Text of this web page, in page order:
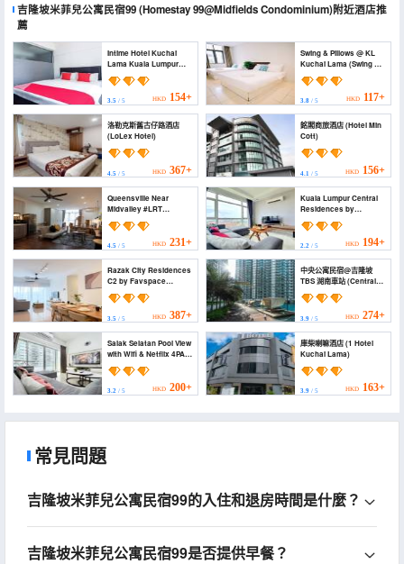
吉隆坡米菲兒公寓民宿99(Homestay 99@Midfields Condominium)附近酒店推
薦
Intime Hotel Kuchai
Lama Kuala Lumpur
(Intime Hotel Kuchai
Lama Kuala Lumpur)
3.5 / 5 HKD 154+
Swing & Pillows @ KL
Kuchai Lama (Swing &
Pillows @ KL Kuchai
Lama)
3.8/ 5 HKD 117+
洛勒克斯舊古仔路酒店
(LoLex Hotel)
4.5 / 5 HKD 367+
銘閣商旅酒店 (Hotel Min
Cott)
4.1/ 5 HKD 156+
Queensville Near
Midvalley #LRT
#Carpark #Netflix
(Queensville Near
Midvalley #LRT
#Carpark #Netflix)
4.5 / 5 HKD 231+
Kuala Lumpur Central
Residences by
BeeStay (Kuala Lumpur
Central Residences by
BeeStay)
2.2/ 5 HKD 194+
Razak City Residences
C2 by Favspace
(Razak City
Residences C2 by
3.5 / 5 HKD 387+
中央公寓民宿@吉隆坡
TBS 湖南車站 (Central
Residence at Sungai
Besi, Kuala Lumpur by
Liberty Home)
3.9/ 5 HKD 274+
Salak Selatan Pool View
with Wifi & Netflix 4PAX
by BeeStay (Salak
Selatan Pool View with
Wifi & Netflix 4PAX by
BeeStay)
3.2 / 5 HKD 200+
庫柴喇嘛酒店 (1 Hotel
Kuchai Lama)
3.9/ 5 HKD 163+
常見問題
吉隆坡米菲兒公寓民宿99的入住和退房時間是什麼？
吉隆坡米菲兒公寓民宿99是否提供早餐？